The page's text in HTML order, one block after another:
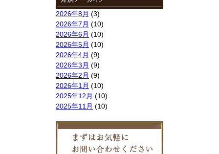
2026年8月 (3)
2026年7月 (10)
2026年6月 (10)
2026年5月 (10)
2026年4月 (9)
2026年3月 (9)
2026年2月 (9)
2026年1月 (10)
2025年12月 (10)
2025年11月 (10)
2025年8月(9)
2025年7月(10)